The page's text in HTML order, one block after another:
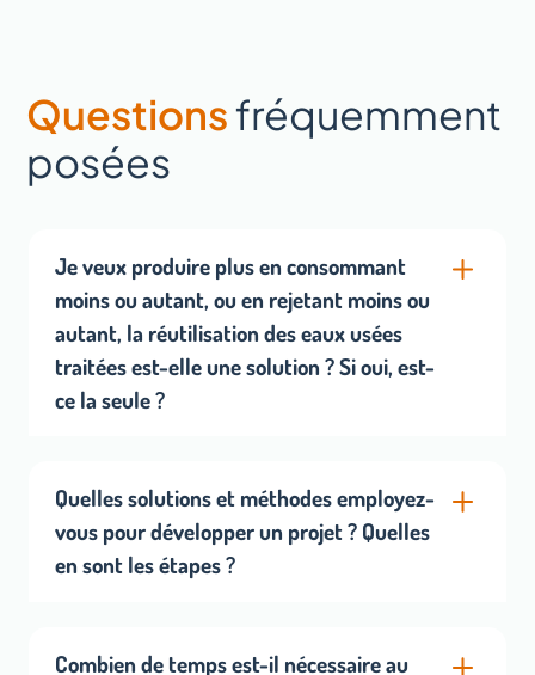
Questionsfréquemment
posées
Je veux produire plus en consommant
moins ou autant, ou en rejetant moins ou
autant, la réutilisation des eaux usées
traitées est-elle une solution ? Si oui, est-
ce la seule ?
actions suivantes dans l’ordre :
Réduction de la consommation ou des
Réutilisation de l’eau
Quelles solutions et méthodes employez-
vous pour développer un projet ? Quelles
en sont les étapes ?
Combien de temps est-il nécessaire au